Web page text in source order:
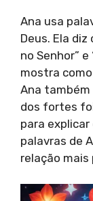
Ana usa
Deus. Ela
no Senhor”
mostra
Ana também
dos fortes
para explicar
palavras de
relação mais